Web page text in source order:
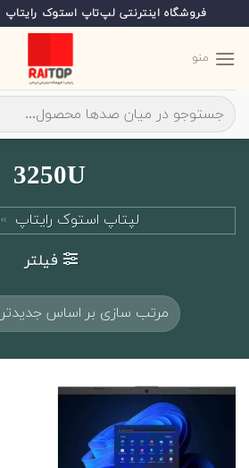
to
content
فروشگاه اینترنتی لپ‌تاپ استوک رایتاپ
منو
جستجو
برای:
3250U
لپتاپ استوک رایتاپ »
فیلتر